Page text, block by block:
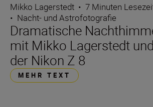
Mikko Lagerstedt • 7 Minuten
• Nacht- und Astrofotografie
Dramatische
mit Mikko Lagerstedt und
der Nikon Z 8
MEHR TEXT